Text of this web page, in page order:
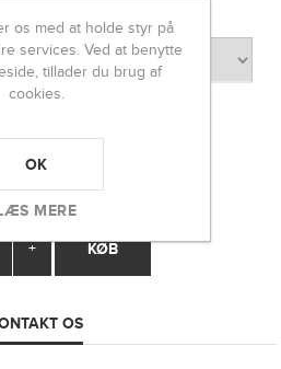
*
DKK
+
OS
os med at holde styr på
services. Ved at benytte
tillader du brug af
cookies.
OK
MERE